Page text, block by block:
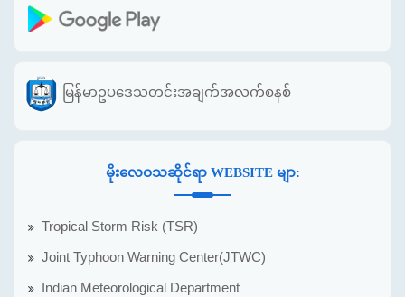
မြန်မာဥပဒေသတင်းအချက်အလက်စနစ်
မိုးလေဝသဆိုင်ရာ WEBSITE မျာ:
Tropical Storm Risk (TSR)
Joint Typhoon Warning Center(JTWC)
Indian Meteorological Department